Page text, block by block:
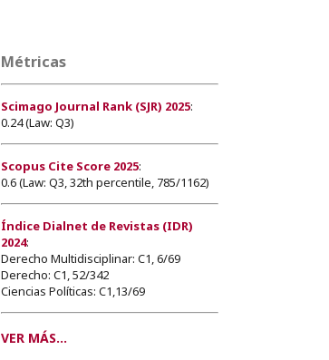
Métricas
Scimago Journal Rank (SJR) 2025:
0.24 (Law: Q3)
Scopus Cite Score 2025:
0.6 (Law: Q3, 32th percentile, 785/1162)
Índice Dialnet de Revistas (IDR)
2024:
Derecho Multidisciplinar: C1, 6/69
Derecho: C1, 52/342
Ciencias Políticas: C1,13/69
VER MÁS...